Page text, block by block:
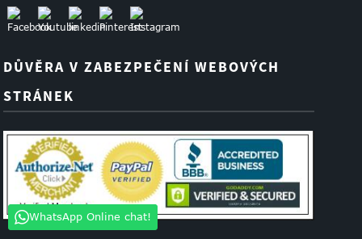
DŮVĚRA V ZABEZPEČENÍ WEBOVÝCH
STRÁNEK
WhatsApp Online chat!